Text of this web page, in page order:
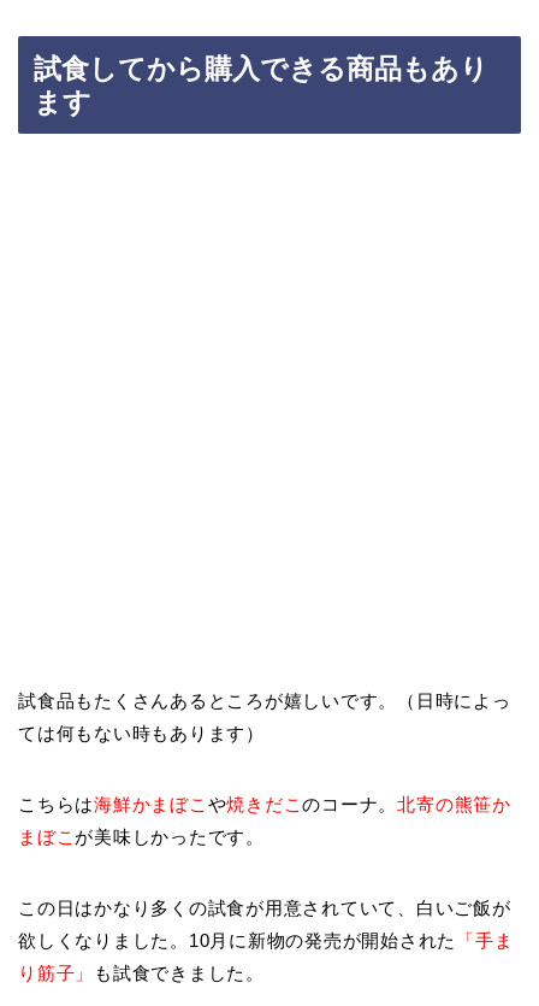
試食してから購入できる商品もあり
ます
試食品もたくさんあるところが嬉しいです。（日時によっ
ては何もない時もあります）
こちらは海鮮かまぼこ や焼きだこのコーナ。北寄の熊笹か
まぼこ が美味しかったです。
この日はかなり多くの試食が用意されていて、白いご飯が
欲しくなりました。10月に新物の発売が開始された
「手ま
り筋子」
も試食できました。